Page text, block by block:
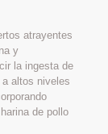
atrayentes
y
la ingesta de
altos niveles
de pollo